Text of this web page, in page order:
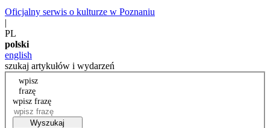
Oficjalny serwis o kulturze w Poznaniu
|
PL
polski
english
szukaj artykułów i wydarzeń
wpisz
frazę
wpisz frazę
Wyszukaj